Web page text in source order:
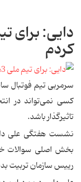
کردم
سرمربی تیم فوتبال
كسی نمی‌تواند در
تاثیرگذار باشد.
نشست هفتگی علی
بخش اصلی سوالات
رییس سازمان تربیت